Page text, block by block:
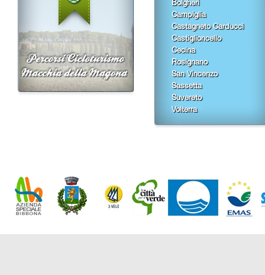
Bolgheri
Campiglia
Castagneto Carducci
Castiglioncello
Cecina
Rosignano
San Vincenzo
Sassetta
Suvereto
Volterra